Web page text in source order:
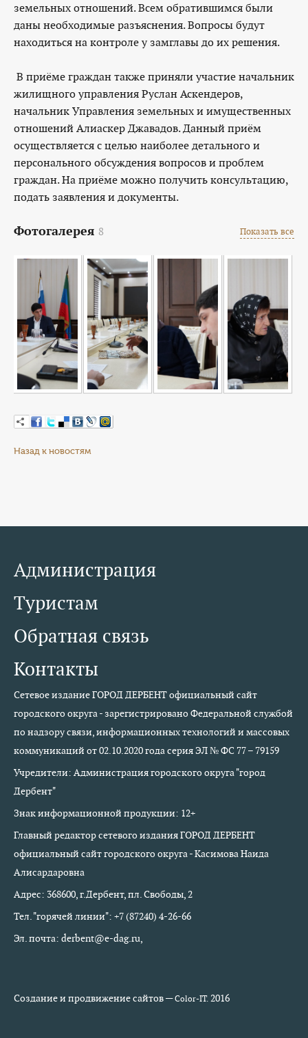
земельных отношений. Всем обратившимся были
даны необходимые разъяснения. Вопросы будут
находиться на контроле у замглавы до их решения.
В приёме граждан также приняли участие начальник
жилищного управления Руслан Аскендеров,
начальник Управления земельных и имущественных
отношений Алиаскер Джавадов. Данный приём
осуществляется с целью наиболее детального и
персонального обсуждения вопросов и проблем
граждан. На приёме можно получить консультацию,
подать заявления и документы.
Фотогалерея 8 Показать все
Назад к новостям
Администрация
Туристам
Обратная связь
Контакты
Сетевое издание ГОРОД ДЕРБЕНТ официальный сайт
городского округа - зарегистрировано Федеральной службой
по надзору связи, информационных технологий и массовых
коммуникаций от 02.10.2020 года серия ЭЛ № ФС 77 – 79159
Учредители: Администрация городского округа "город
Дербент"
Знак информационной продукции: 12+
Главный редактор сетевого издания ГОРОД ДЕРБЕНТ
официальный сайт городского округа - Касимова Наида
Алисардаровна
Адрес: 368600, г.Дербент, пл. Свободы, 2
Тел. "горячей линии": +7 (87240) 4-26-66
Эл. почта: derbent@e-dag.ru,
Создание и продвижение сайтов —Color-IT.2016